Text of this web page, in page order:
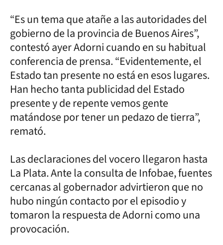
“Es un tema que atañe a las autoridades del
gobierno de la provincia de Buenos Aires”,
contestó ayer Adorni cuando en su habitual
conferencia de prensa. “Evidentemente, el
Estado tan presente no está en esos lugares.
Han hecho tanta publicidad del Estado
presente y de repente vemos gente
matándose por tener un pedazo de tierra”,
remató.
Las declaraciones del vocero llegaron hasta
La Plata. Ante la consulta de Infobae, fuentes
cercanas al gobernador advirtieron que no
hubo ningún contacto por el episodio y
tomaron la respuesta de Adorni como una
provocación.